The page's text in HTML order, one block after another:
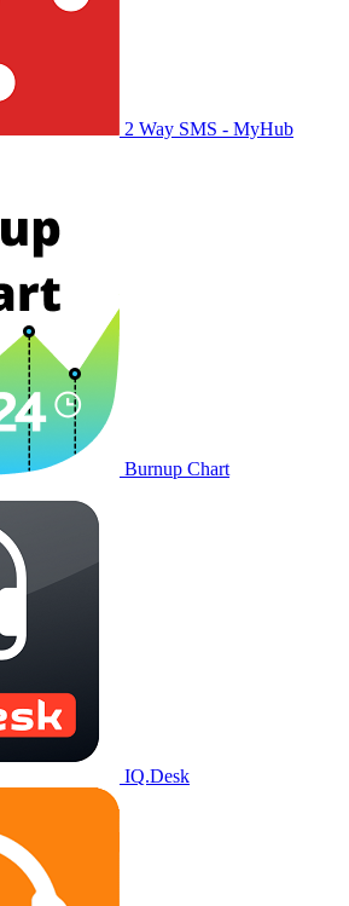
2 Way SMS - MyHub
Burnup Chart
IQ.Desk